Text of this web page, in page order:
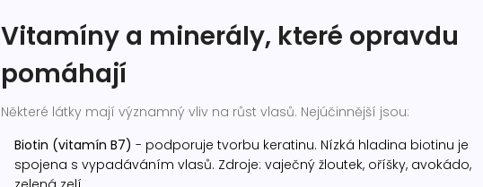
Vitamíny a minerály, které opravdu
pomáhají
Některé látky mají významný vliv na růst vlasů. Nejúčinnější jsou:
Biotin (vitamín B7) - podporuje tvorbu keratinu. Nízká hladina biotinu je
spojena s vypadáváním vlasů. Zdroje: vaječný žloutek, oříšky, avokádo,